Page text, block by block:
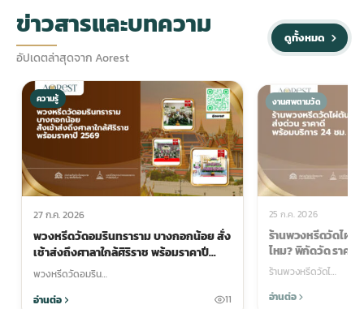
ข่าวสารและบทความ
อัปเดตล่าสุดจาก Aorest
ดูทั้งหมด
ความรู้
27 ก.ค. 2026
พวงหรีดวัดอมรินทราราม บางกอกน้อย สั่ง
เช้าส่งถึงศาลาใกล้ศิริราช พร้อมราคาปี
2569
พวงหรีดวัดอมริน…
อ่านต่อ
11
งานศพตามวัด
25 ก.ค. 2026
ร้านพวงหรีดวัดไผ่
ไหม? พิกัดวัด ราคา
ร้านพวงหรีดวัดไ…
อ่านต่อ